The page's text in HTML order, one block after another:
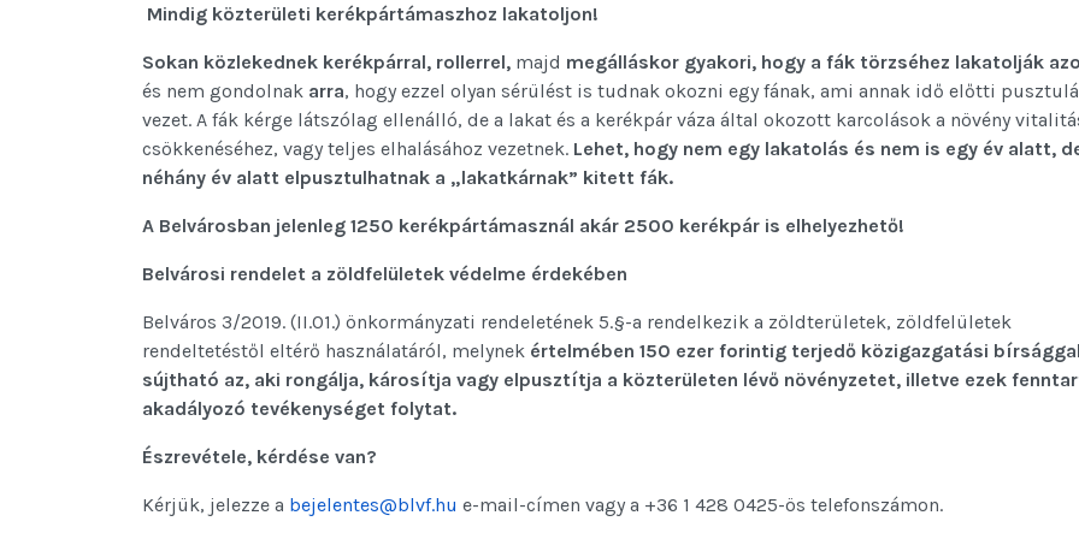
Mindig közterületi kerékpártámaszhoz lakatoljon!
Sokan közlekednek kerékpárral, rollerrel, majd megálláskor gyakori, hogy a fák törzséhez lakatolják
és nem gondolnak arra, hogy ezzel olyan sérülést is tudnak okozni egy fának, ami annak idő előtti
vezet. A fák kérge látszólag ellenálló, de a lakat és a kerékpár váza által okozott karcolások a növény
csökkenéséhez, vagy teljes elhalásához vezetnek. Lehet, hogy nem egy lakatolás és nem is egy év alatt,
néhány év alatt elpusztulhatnak a „lakatkárnak” kitett fák.
A Belvárosban jelenleg 1250 kerékpártámasznál akár 2500 kerékpár is elhelyezhető!
Belvárosi rendelet a zöldfelületek védelme érdekében
Belváros 3/2019. (II.01.) önkormányzati rendeletének 5.§-a rendelkezik a zöldterületek, zöldfelületek
rendeltetéstől eltérő használatáról, melynek értelmében 150 ezer forintig terjedő közigazgatási bírsággal
sújtható az, aki rongálja, károsítja vagy elpusztítja a közterületen lévő növényzetet, illetve ezek
akadályozó tevékenységet folytat.
Észrevétele, kérdése van?
Kérjük, jelezze a bejelentes@blvf.hu e-mail-címen vagy a +36 1 428 0425-ös telefonszámon.